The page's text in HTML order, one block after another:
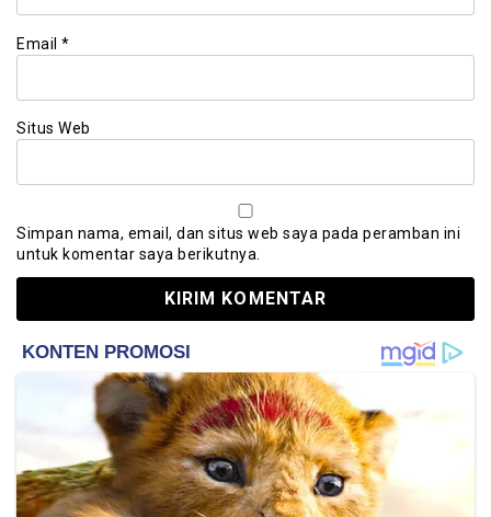
Email *
Situs Web
Simpan nama, email, dan situs web saya pada peramban ini
untuk komentar saya berikutnya.